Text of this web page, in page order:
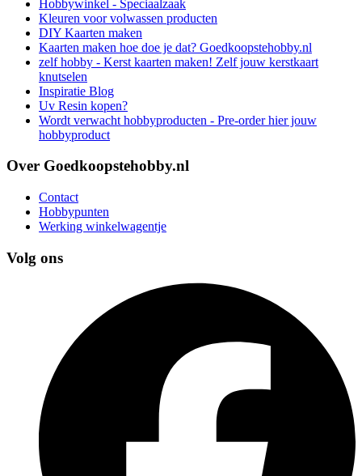
Hobbywinkel - Speciaalzaak
Kleuren voor volwassen producten
DIY Kaarten maken
Kaarten maken hoe doe je dat? Goedkoopstehobby.nl
zelf hobby - Kerst kaarten maken! Zelf jouw kerstkaart
knutselen
Inspiratie Blog
Uv Resin kopen?
Wordt verwacht hobbyproducten - Pre-order hier jouw
hobbyproduct
Over Goedkoopstehobby.nl
Contact
Hobbypunten
Werking winkelwagentje
Volg ons